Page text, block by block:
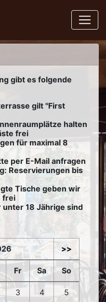
gibt es folgende
gilt "First
halten
frei
für maximal 8
per E-Mail anfragen
Reservierungen bis
Tische geben wir
frei
18 Jährige sind
>>
Fr Sa So
3 4 5